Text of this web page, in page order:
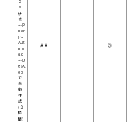
Ａ
研
修
～P
owe
r～
Aut
om
ate
～D
eskt
op
で
自
動
作
成
(２
時
間)
★★ ◎